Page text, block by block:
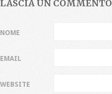
LASCIA UN COMMENTO
NOME
EMAIL
WEBSITE